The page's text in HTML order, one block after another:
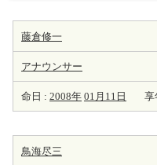
藤倉修一
アナウンサー
命日 : 2008年 01月11日 享
鳥海尽三